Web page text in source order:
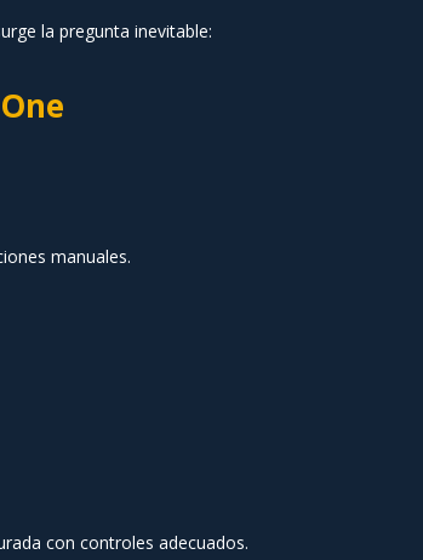
la pregunta inevitable:
manuales.
con controles adecuados.